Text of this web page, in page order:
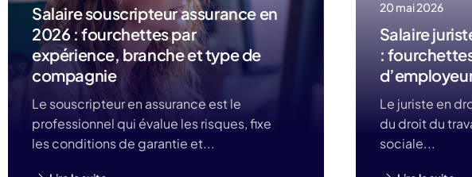
Salaire souscripteur assurance en
2026 : fourchettes par
expérience, branche et type de
compagnie
Le souscripteur en assurance est le
professionnel qui évalue les risques, fixe
les conditions de garantie et...
20 mai 2026
Salaire
:
Le juriste en
du droit du
sociale...